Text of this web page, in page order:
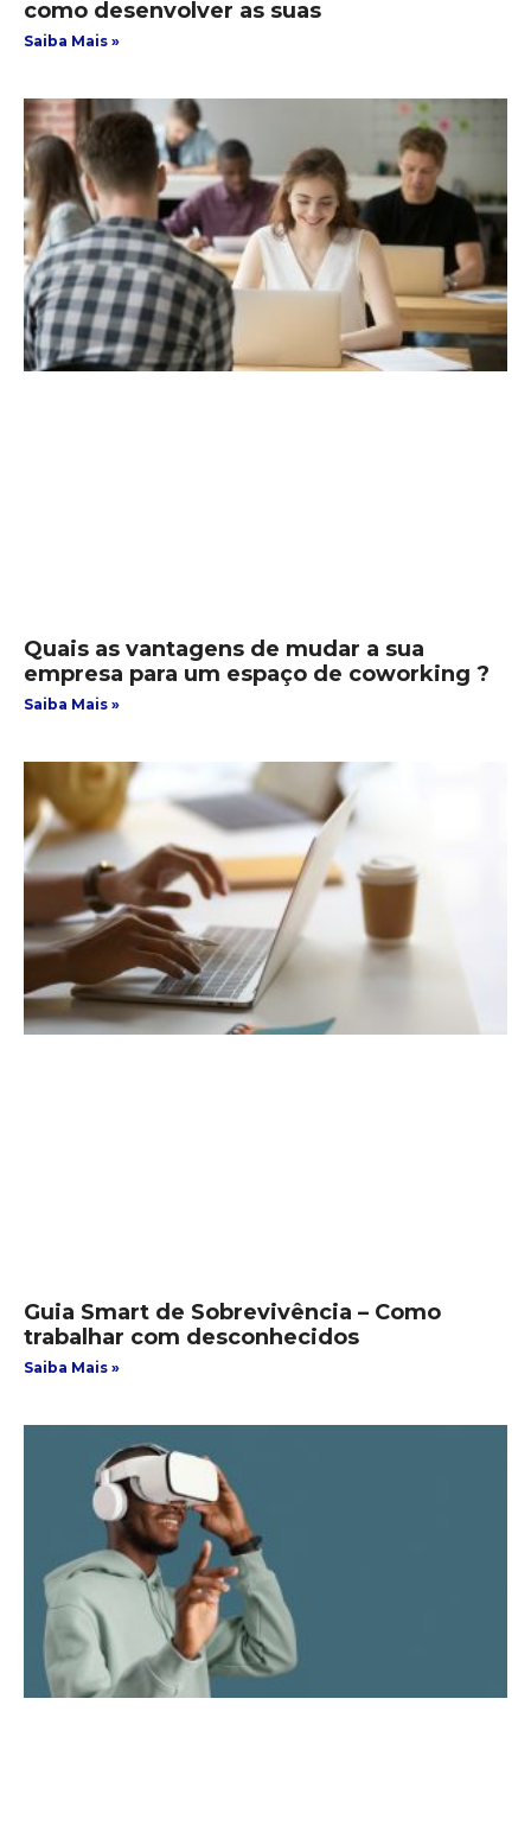
como desenvolver as suas
Saiba Mais »
Quais as vantagens de mudar a sua
empresa para um espaço de coworking ?
Saiba Mais »
Guia Smart de Sobrevivência – Como
trabalhar com desconhecidos
Saiba Mais »